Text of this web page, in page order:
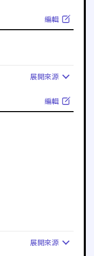
編輯
展開來源
編輯
展開來源